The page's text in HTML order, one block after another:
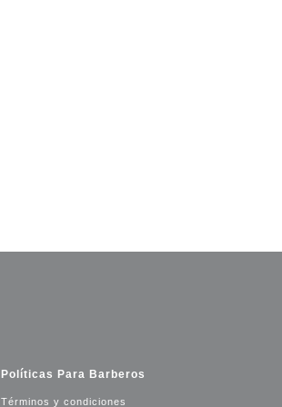
Políticas Para Barberos
Términos y condiciones